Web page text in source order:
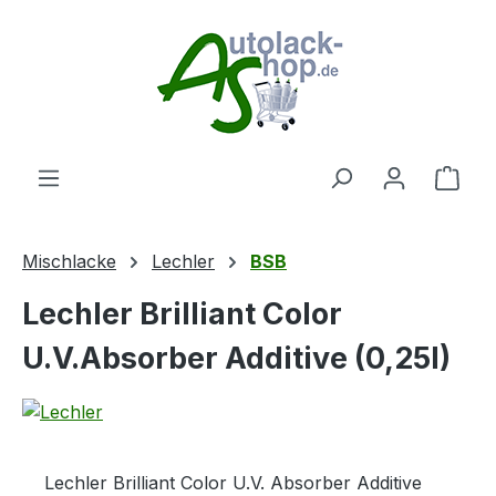
Mischlacke Lechler BSB
Lechler Brilliant Color
U.V.Absorber Additive (0,25l)
Lechler Brilliant Color U.V. Absorber Additive